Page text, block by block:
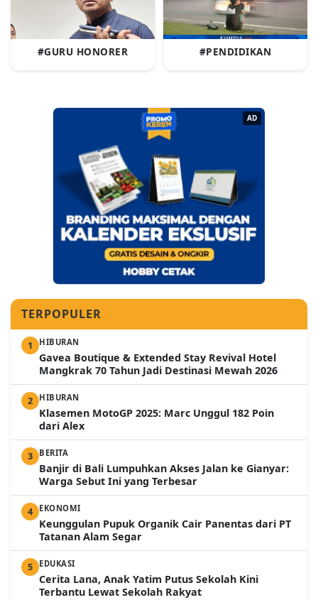
#GURU HONORER #PENDIDIKAN
AD
TERPOPULER
1 HIBURAN
Gavea Boutique & Extended Stay Revival Hotel
Mangkrak 70 Tahun Jadi Destinasi Mewah 2026
2 HIBURAN
Klasemen MotoGP 2025: Marc Unggul 182 Poin
dari Alex
3 BERITA
Banjir di Bali Lumpuhkan Akses Jalan ke Gianyar:
Warga Sebut Ini yang Terbesar
4 EKONOMI
Keunggulan Pupuk Organik Cair Panentas dari PT
Tatanan Alam Segar
5 EDUKASI
Cerita Lana, Anak Yatim Putus Sekolah Kini
Terbantu Lewat Sekolah Rakyat